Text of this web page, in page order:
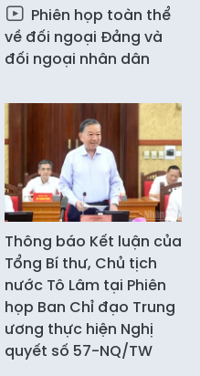
Phiên họp toàn thể
về đối ngoại Đảng và
đối ngoại nhân dân
Thông báo Kết luận của
Tổng Bí thư, Chủ tịch
nước Tô Lâm tại Phiên
họp Ban Chỉ đạo Trung
ương thực hiện Nghị
quyết số 57-NQ/TW